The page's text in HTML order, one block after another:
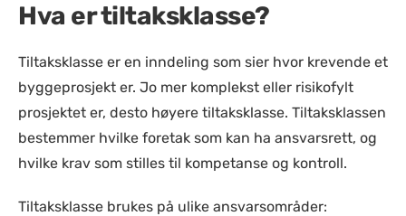
Hva er tiltaksklasse?
Tiltaksklasse er en inndeling som sier hvor krevende et
byggeprosjekt er. Jo mer komplekst eller risikofylt
prosjektet er, desto høyere tiltaksklasse. Tiltaksklassen
bestemmer hvilke foretak som kan ha ansvarsrett, og
hvilke krav som stilles til kompetanse og kontroll.
Tiltaksklasse brukes på ulike ansvarsområder: